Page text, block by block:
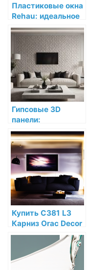
Пластиковые окна
Rehau: идеальное
решение для
вашего дома
Гипсовые 3D
панели:
универсальное
решение для
любого интерьера
Купить C381 L3
Карниз Orac Decor
Полиуретан Orac
Decor по низкой
цене в интернет-
магазине